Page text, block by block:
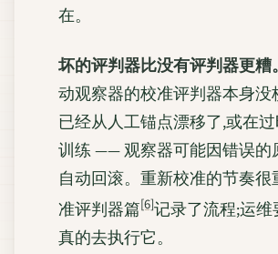
在。
坏的评判器比没有评判器更糟。
动观察器的校准评判器本身
已经从人工锚点漂移了,或在
训练 —— 观察器可能因错误的
自动回滚。重新校准的节奏很
准评判器篇[6]记录了流程;运
真的去执行它。